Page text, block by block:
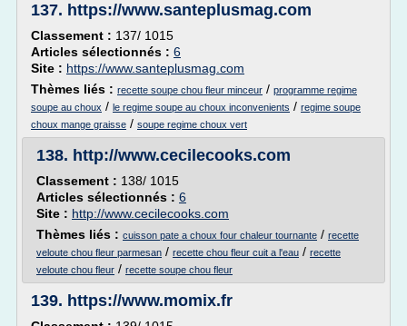
137. https://www.santeplusmag.com
Classement : 137/ 1015
Articles sélectionnés : 6
Site : https://www.santeplusmag.com
Thèmes liés : recette soupe chou fleur minceur / programme regime
soupe au choux / le regime soupe au choux inconvenients / regime soupe
choux mange graisse / soupe regime choux vert
138. http://www.cecilecooks.com
Classement : 138/ 1015
Articles sélectionnés : 6
Site : http://www.cecilecooks.com
Thèmes liés : cuisson pate a choux four chaleur tournante / recette
veloute chou fleur parmesan / recette chou fleur cuit a l'eau / recette
veloute chou fleur / recette soupe chou fleur
139. https://www.momix.fr